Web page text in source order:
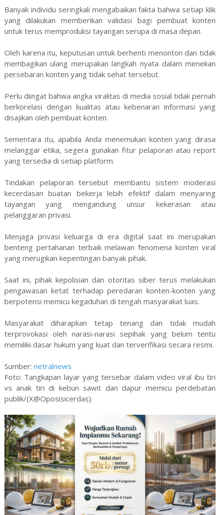
Banyak individu seringkali mengabaikan fakta bahwa setiap klik
yang dilakukan memberikan validasi bagi pembuat konten
untuk terus memproduksi tayangan serupa di masa depan.
Oleh karena itu, keputusan untuk berhenti menonton dan tidak
membagikan ulang merupakan langkah nyata dalam menekan
persebaran konten yang tidak sehat tersebut.
Perlu diingat bahwa angka viralitas di media sosial tidak pernah
berkorelasi dengan kualitas atau kebenaran informasi yang
disajikan oleh pembuat konten.
Sementara itu, apabila Anda menemukan konten yang dirasa
melanggar etika, segera gunakan fitur pelaporan atau report
yang tersedia di setiap platform.
Tindakan pelaporan tersebut membantu sistem moderasi
kecerdasan buatan bekerja lebih efektif dalam menyaring
tayangan yang mengandung unsur kekerasan atau
pelanggaran privasi.
Menjaga privasi keluarga di era digital saat ini merupakan
benteng pertahanan terbaik melawan fenomena konten viral
yang merugikan kepentingan banyak pihak.
Saat ini, pihak kepolisian dan otoritas siber terus melakukan
pengawasan ketat terhadap peredaran konten-konten yang
berpotensi memicu kegaduhan di tengah masyarakat luas.
Masyarakat diharapkan tetap tenang dan tidak mudah
terprovokasi oleh narasi-narasi sepihak yang belum tentu
memiliki dasar hukum yang kuat dan terverifikasi secara resmi.
Sumber: netralnews
Foto: Tangkapan layar yang tersebar dalam video viral ibu tiri
vs anak tiri di kebun sawit dan dapur memicu perdebatan
publik/(X@Oposisicerdas)